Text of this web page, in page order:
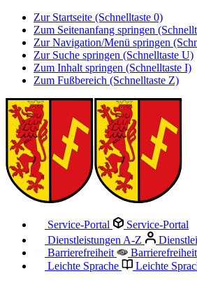
Zur Startseite (Schnelltaste 0)
Zum Seitenanfang springen
Zur Navigation/Menü springen
Zur Suche springen (Schnelltaste U)
Zum Inhalt springen (Schnelltaste I)
Zum Fußbereich (Schnelltaste Z)
Service-Portal
Service-Portal
Dienstleistungen A-Z
Barrierefreiheit
Barrierefreiheit
Leichte Sprache
Leichte